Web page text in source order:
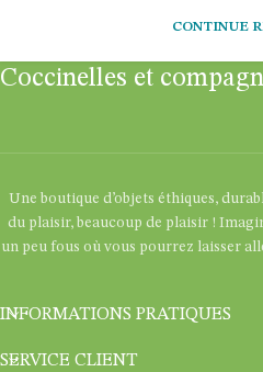
CONTINUE
Coccinelles et
Une boutique d’objets éthiques,
du plaisir, beaucoup de plaisir !
un peu fous où vous pourrez laisser
INFORMATIONS PRATIQUES
SERVICE CLIENT